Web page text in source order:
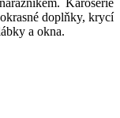
doplňky, krycí
a okna.